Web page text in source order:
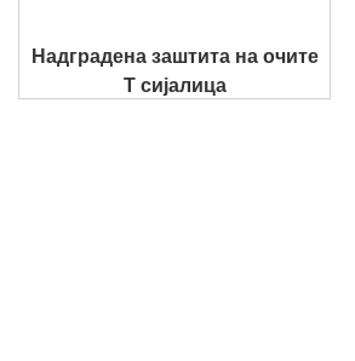
Надградена заштита на очите
T сијалица